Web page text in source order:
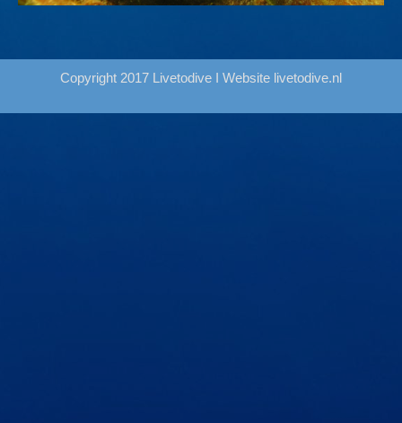
Copyright 2017 Livetodive I Website livetodive.nl